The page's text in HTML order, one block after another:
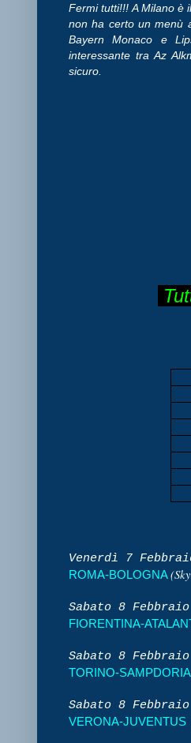
Fermi tutti!!! A Milano è
non ha certo un menù
Bayern Monaco e
interessante tra Az
sicuro.
Venerdì 7
ROMA-BOLOGNA
Sabato 8
FIORENTINA-
Sabato 8
TORINO-SAMPDORIA
Sabato 8
VERONA-JUVENTUS